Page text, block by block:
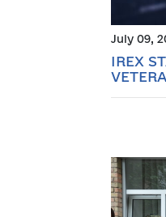
July 09,
IREX